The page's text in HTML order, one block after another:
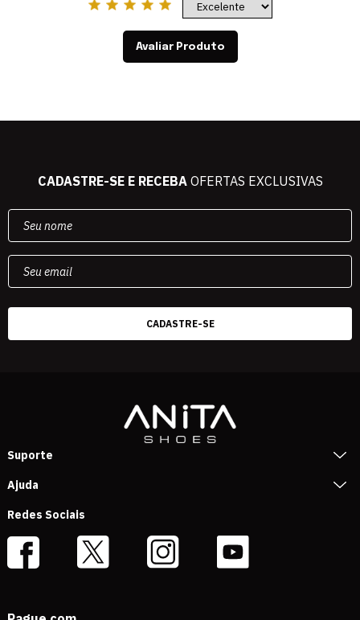
Avaliar Produto
CADASTRE-SE E RECEBAOFERTAS EXCLUSIVAS
Suporte
Ajuda
Redes Sociais